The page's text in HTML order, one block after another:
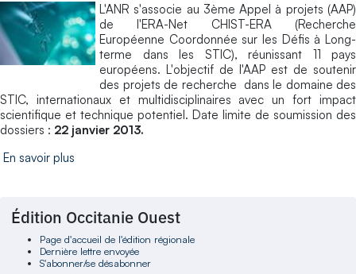
L'ANR s'associe au 3ème Appel à projets (AAP)
de l'ERA-Net CHIST-ERA (Recherche
Européenne Coordonnée sur les Défis à Long-
terme dans les STIC), réunissant 11 pays
européens. L'objectif de l'AAP est de soutenir
des projets de recherche dans le domaine des
STIC, internationaux et multidisciplinaires avec un fort impact
scientifique et technique potentiel. Date limite de soumission des
dossiers : 22 janvier 2013.
En savoir plus
Édition Occitanie Ouest
Page d'accueil de l'édition régionale
Dernière lettre envoyée
S'abonner/se désabonner